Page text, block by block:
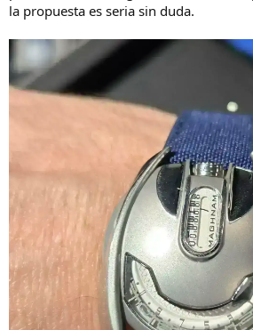
la propuesta es seria sin duda.